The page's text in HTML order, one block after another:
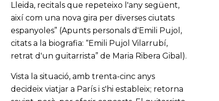
Lleida, recitals que repeteixo l'any següent,
així com una nova gira per diverses ciutats
espanyoles” (Apunts personals d'Emili Pujol,
citats a la biografia: “Emili Pujol Vilarrubí,
retrat d'un guitarrista” de Maria Ribera Gibal).
Vista la situació, amb trenta-cinc anys
decideix viatjar a París i s'hi estableix; retorna